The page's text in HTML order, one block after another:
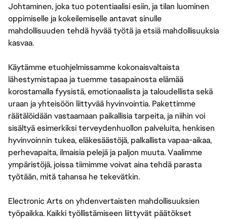
Johtaminen, joka tuo potentiaalisi esiin, ja tilan luominen
oppimiselle ja kokeilemiselle antavat sinulle
mahdollisuuden tehdä hyvää työtä ja etsiä mahdollisuuksia
kasvaa.
Käytämme etuohjelmissamme kokonaisvaltaista
lähestymistapaa ja tuemme tasapainosta elämää
korostamalla fyysistä, emotionaalista ja taloudellista sekä
uraan ja yhteisöön liittyvää hyvinvointia. Pakettimme
räätälöidään vastaamaan paikallisia tarpeita, ja niihin voi
sisältyä esimerkiksi terveydenhuollon palveluita, henkisen
hyvinvoinnin tukea, eläkesäästöjä, palkallista vapaa-aikaa,
perhevapaita, ilmaisia pelejä ja paljon muuta. Vaalimme
ympäristöjä, joissa tiimimme voivat aina tehdä parasta
työtään, mitä tahansa he tekevätkin.
Electronic Arts on yhdenvertaisten mahdollisuuksien
työpaikka. Kaikki työllistämiseen liittyvät päätökset